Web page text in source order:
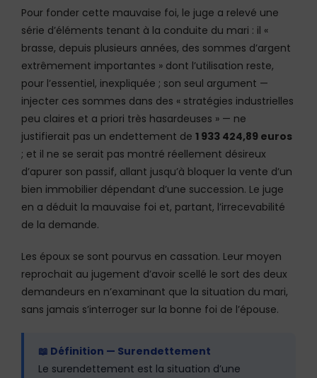
Pour fonder cette mauvaise foi, le juge a relevé une
série d’éléments tenant à la conduite du mari : il «
brasse, depuis plusieurs années, des sommes d’argent
extrêmement importantes » dont l’utilisation reste,
pour l’essentiel, inexpliquée ; son seul argument —
injecter ces sommes dans des « stratégies industrielles
peu claires et a priori très hasardeuses » — ne
justifierait pas un endettement de 1 933 424,89 euros
; et il ne se serait pas montré réellement désireux
d’apurer son passif, allant jusqu’à bloquer la vente d’un
bien immobilier dépendant d’une succession. Le juge
en a déduit la mauvaise foi et, partant, l’irrecevabilité
de la demande.
Les époux se sont pourvus en cassation. Leur moyen
reprochait au jugement d’avoir scellé le sort des deux
demandeurs en n’examinant que la situation du mari,
sans jamais s’interroger sur la bonne foi de l’épouse.
📖 Définition — Surendettement
Le surendettement est la situation d’une